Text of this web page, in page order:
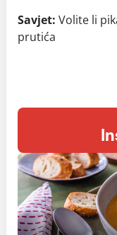
Savjet: Volite li
prutića